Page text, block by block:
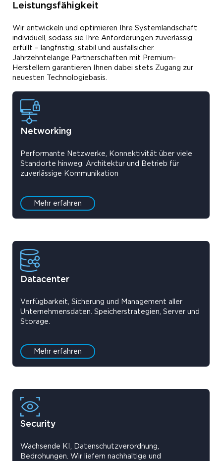
Leistungsfähigkeit
Wir entwickeln und optimieren Ihre Systemlandschaft
individuell, sodass sie Ihre Anforderungen zuverlässig
erfüllt – langfristig, stabil und ausfallsicher.
Jahrzehntelange Partnerschaften mit Premium-
Herstellern garantieren Ihnen dabei stets Zugang zur
neuesten Technologiebasis.
Networking
Performante Netzwerke, Konnektivität über viele
Standorte hinweg. Architektur und Betrieb für
zuverlässige Kommunikation
Mehr erfahren
Datacenter
Verfügbarkeit, Sicherung und Management aller
Unternehmensdaten. Speicherstrategien, Server und
Storage.
Mehr erfahren
Security
Wachsende KI, Datenschutzverordnung,
Bedrohungen. Wir liefern nachhaltige und